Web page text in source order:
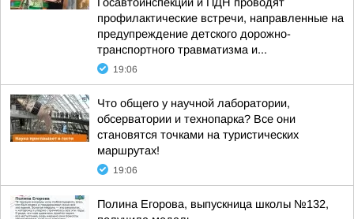
профилактические встречи, направленные на
предупреждение детского дорожно-
транспортного травматизма и...
19:06
Что общего у научной лаборатории,
обсерватории и технопарка? Все они
становятся точками на туристических
маршрутах!
19:06
Полина Егорова, выпускница школы №132,